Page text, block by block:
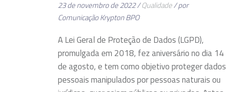
23 de novembro de 2022 /Qualidade/ por
Comunicação Krypton BPO
A Lei Geral de Proteção de Dados (LGPD),
promulgada em 2018, fez aniversário no dia 14
de agosto, e tem como objetivo proteger dados
pessoais manipulados por pessoas naturais ou